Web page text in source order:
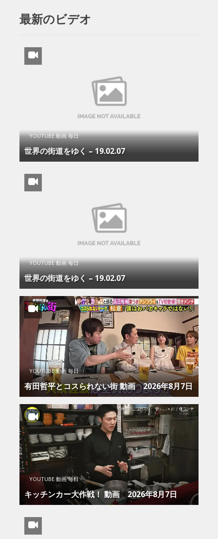
最新のビデオ
YOUTUBE 動画 毎日
世界の街道をゆく – 19.02.07
YOUTUBE 動画 毎日
世界の街道をゆく – 19.02.07
YOUTUBE 動画 毎日
有田哲平とコスられない街 動画 2026年8月7日
YOUTUBE 動画 毎日
キッチンカー大作戦！ 動画 2026年8月7日